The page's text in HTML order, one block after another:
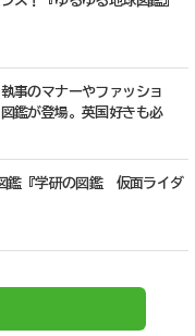
事のマナーやファッショ
鑑が登場。英国好きも必
鑑『学研の図鑑 仮面ライダ